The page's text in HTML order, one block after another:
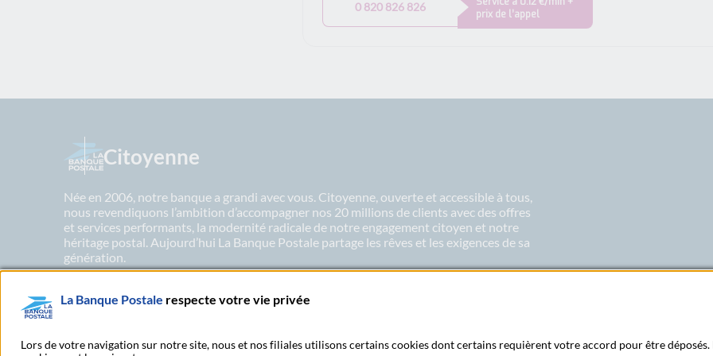
0 820 826 826
prix de l’appel
Citoyenne
Née en 2006, notre banque a grandi avec vous. Citoyenne, ouverte et accessible à tous,
nous revendiquons l’ambition d’accompagner nos 20 millions de clients avec des offres
et services performants, la modernité radicale de notre engagement citoyen et notre
héritage postal. Aujourd’hui La Banque Postale partage les rêves et les exigences de sa
génération.
En savoir plus sur nos engagements
La Banque Postale respecte votre vie privée
Lors de votre navigation sur notre site, nous et nos filiales utilisons certains cookies dont certains requièrent votre accord pour être déposés.